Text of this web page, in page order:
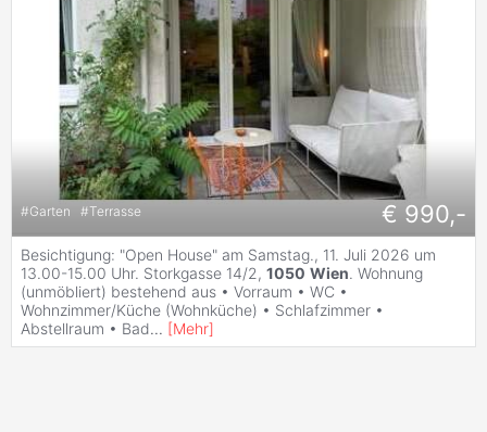
#Garten #Terrasse € 990,-
Besichtigung: "Open House" am Samstag., 11. Juli 2026 um
13.00-15.00 Uhr. Storkgasse 14/2, 1050 Wien. Wohnung
(unmöbliert) bestehend aus • Vorraum • WC •
Wohnzimmer/Küche (Wohnküche) • Schlafzimmer •
Abstellraum • Bad... [Mehr]